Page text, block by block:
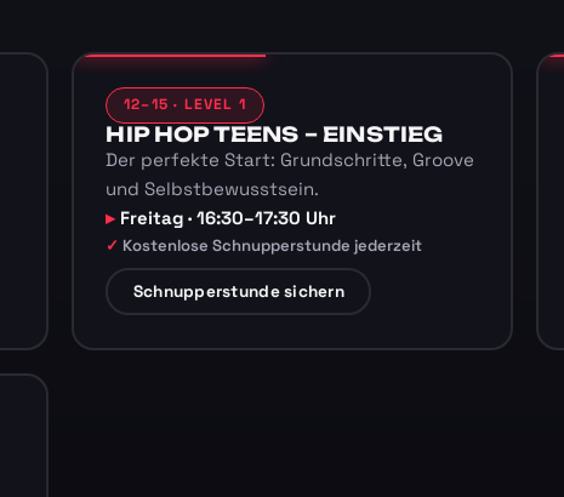
12–15 · LEVEL 1
HIP HOP TEENS – EINSTIEG
Der perfekte Start: Grundschritte, Groove
und Selbstbewusstsein.
Freitag · 16:30–17:30 Uhr
Kostenlose Schnupperstunde jederzeit
Schnupperstunde sichern